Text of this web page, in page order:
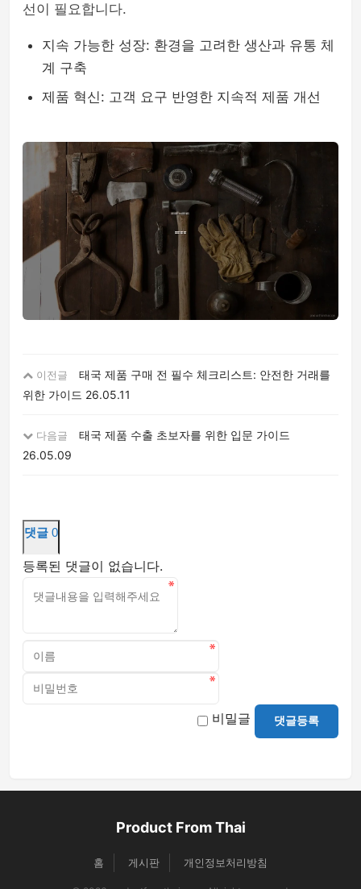
선이 필요합니다.
지속 가능한 성장: 환경을 고려한 생산과 유통 체
계 구축
제품 혁신: 고객 요구 반영한 지속적 제품 개선
이전글
태국 제품 구매 전 필수 체크리스트: 안전한 거래를
위한 가이드 26.05.11
다음글
태국 제품 수출 초보자를 위한 입문 가이드
26.05.09
댓글 0
등록된 댓글이 없습니다.
비밀글 댓글등록
Product From Thai
홈 게시판 개인정보처리방침